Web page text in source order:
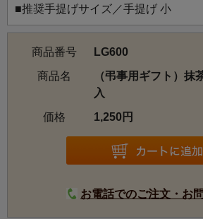
■推奨手提げサイズ／手提げ 小
商品番号
LG600
商品名
（弔事用ギフト）抹
入
価格
1,250円
お電話でのご注文・お